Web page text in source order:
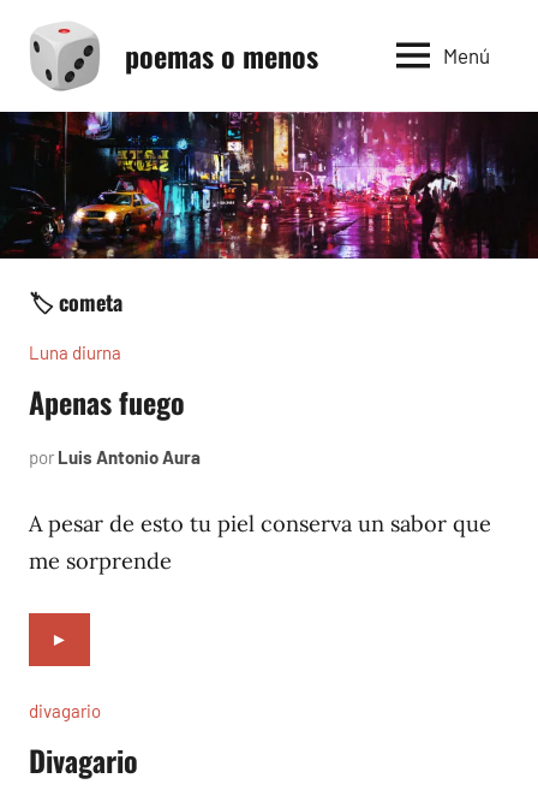
contenido
poemas o menos Menú
🏷️ cometa
Luna diurna
Apenas fuego
por Luis Antonio Aura
2002
A pesar de esto tu piel conserva un sabor que
me sorprende
►
divagario
Divagario